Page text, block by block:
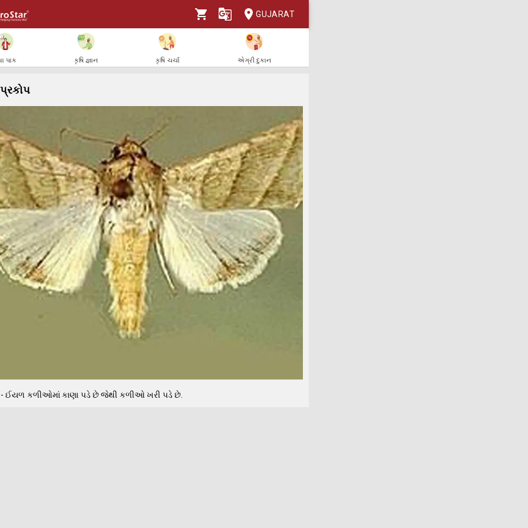
GUJARAT
પાક કૃષિ જ્ઞાન કૃષિ ચર્ચા એગ્રી દુકાન
ઈયળ કળીઓમાં કાણા પડે છે જેથી કળીઓ ખરી પડે છે.